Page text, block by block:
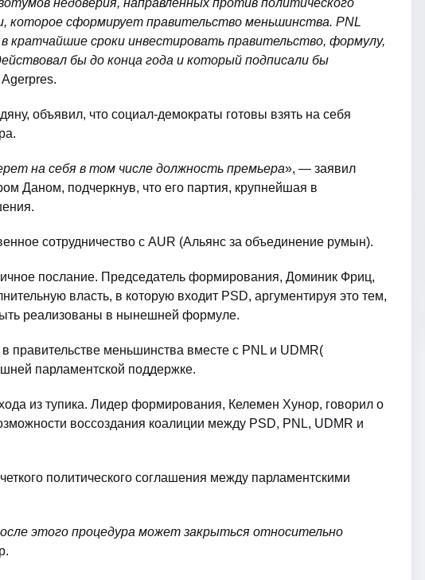
недоверия, направленных против политического
которое сформирует правительство меньшинства. PNL
сроки инвестировать правительство, формулу,
бы до конца года и который подписали бы
объявил, что социал-демократы готовы взять на себя
на себя в том числе должность премьера», — заявил
Даном, подчеркнув, что его партия, крупнейшая в
сотрудничество с AUR (Альянс за объединение румын).
послание. Председатель формирования, Доминик Фриц,
власть, в которую входит PSD, аргументируя это тем,
реализованы в нынешней формуле.
правительстве меньшинства вместе с PNL и UDMR(
парламентской поддержке.
из тупика. Лидер формирования, Келемен Хунор, говорил о
воссоздания коалиции между PSD, PNL, UDMR и
политического соглашения между парламентскими
этого процедура может закрыться относительно